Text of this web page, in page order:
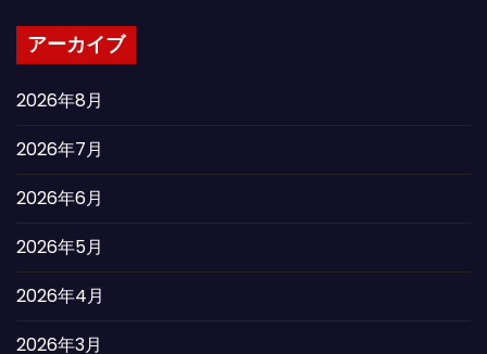
アーカイブ
2026年8月
2026年7月
2026年6月
2026年5月
2026年4月
2026年3月